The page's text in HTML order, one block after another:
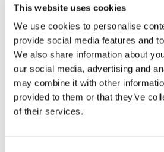
This website uses cookies
We use cookies to personalise
provide social media features and
We also share information about
our social media, advertising and
may combine it with other
provided to them or that they’ve
of their services.
Alle anzeigen von The Fitzwilliam
Mehr von Cadeau voor haar